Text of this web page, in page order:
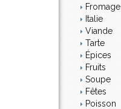
Fromage
Italie
Viande
Tarte
Épices
Fruits
Soupe
Fêtes
Poisson